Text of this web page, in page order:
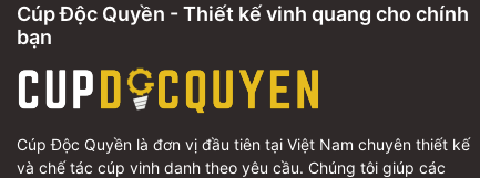
Cúp Độc Quyền - Thiết kế vinh quang cho chính
bạn
Cúp Độc Quyền là đơn vị đầu tiên tại Việt Nam chuyên thiết kế
và chế tác cúp vinh danh theo yêu cầu. Chúng tôi giúp các